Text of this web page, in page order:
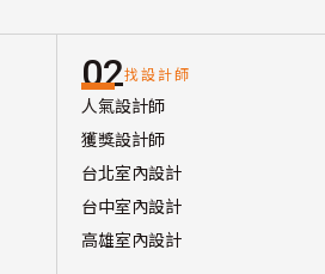
02找設計師
人氣設計師
獲獎設計師
台北室內設計
台中室內設計
高雄室內設計